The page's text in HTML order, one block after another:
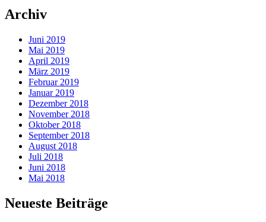
Archiv
Juni 2019
Mai 2019
April 2019
März 2019
Februar 2019
Januar 2019
Dezember 2018
November 2018
Oktober 2018
September 2018
August 2018
Juli 2018
Juni 2018
Mai 2018
Neueste Beiträge